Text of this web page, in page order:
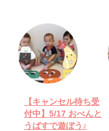
【キャンセル待ち受
付中】5/17 おべんと
うばすで遊ぼう♪